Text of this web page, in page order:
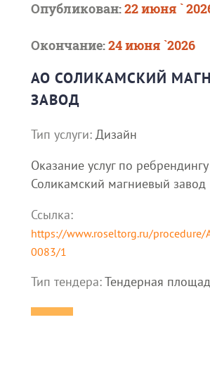
Опубликован:22 июня `
Окончание:24 июня `2026
АО СОЛИКАМСКИЙ
ЗАВОД
Тип услуги: Дизайн
Оказание услуг по
Соликамский магниевый завод
Ссылка:
https://www.roseltorg.ru/procedure/
0083/1
Тип тендера:Тендерная